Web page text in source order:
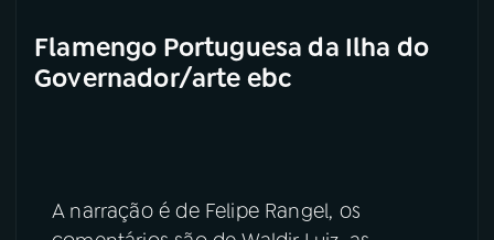
Flamengo Portuguesa da Ilha do
Governador/arte ebc
A narração é de Felipe Rangel, os